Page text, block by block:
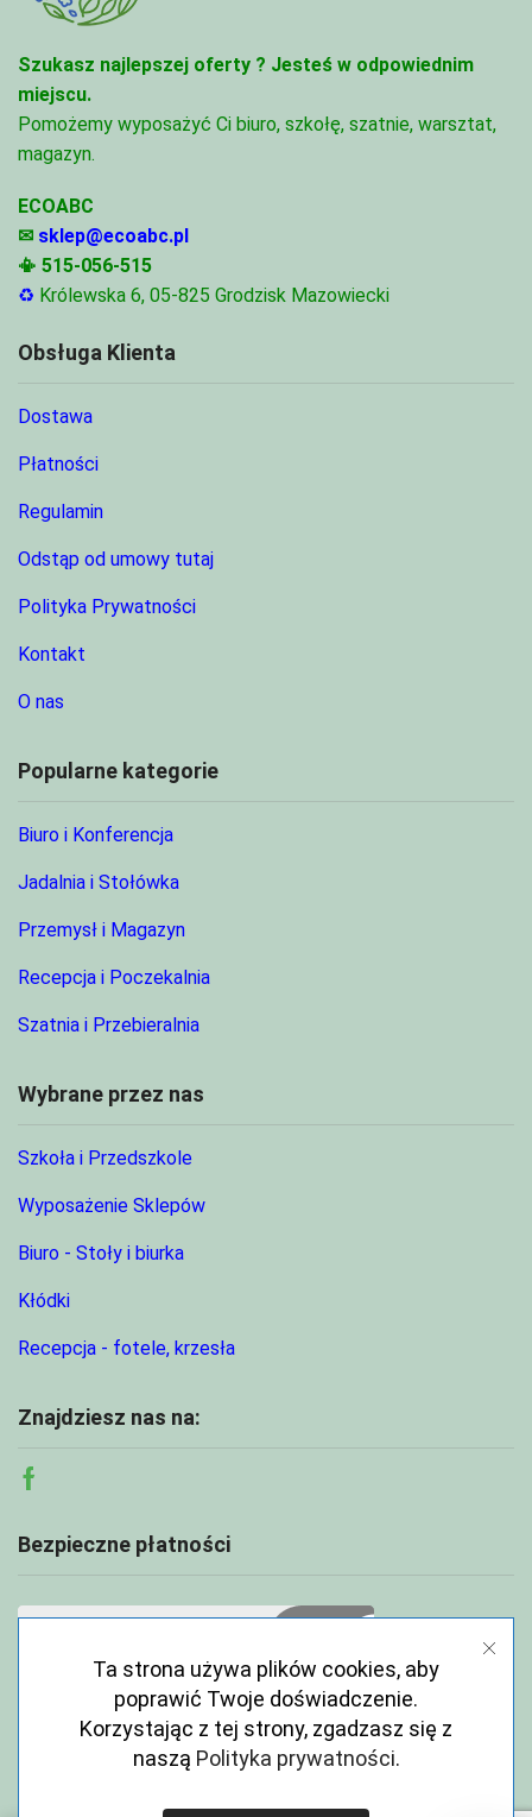
Szukasz najlepszej oferty ? Jesteś w odpowiednim
miejscu.
Pomożemy wyposażyć Ci biuro, szkołę, szatnie, warsztat,
magazyn.
ECOABC
✉ sklep@ecoabc.pl
📳 515-056-515
♻ Królewska 6, 05-825 Grodzisk Mazowiecki
Obsługa Klienta
Dostawa
Płatności
Regulamin
Odstąp od umowy tutaj
Polityka Prywatności
Kontakt
O nas
Popularne kategorie
Biuro i Konferencja
Jadalnia i Stołówka
Przemysł i Magazyn
Recepcja i Poczekalnia
Szatnia i Przebieralnia
Wybrane przez nas
Szkoła i Przedszkole
Wyposażenie Sklepów
Biuro - Stoły i biurka
Kłódki
Recepcja - fotele, krzesła
Znajdziesz nas na:
Facebook
Bezpieczne płatności
Ta strona używa plików cookies, aby
poprawić Twoje doświadczenie.
Korzystając z tej strony, zgadzasz się z
naszą Polityka prywatności.